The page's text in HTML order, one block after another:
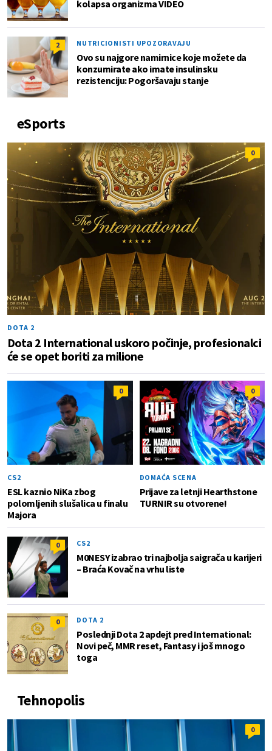
kolapsa organizma VIDEO
2 NUTRICIONISTI UPOZORAVAJU
Ovo su najgore namirnice koje možete da
konzumirate ako imate insulinsku
rezistenciju: Pogoršavaju stanje
eSports
0
DOTA 2
Dota 2 International uskoro počinje, profesionalci
će se opet boriti za milione
0
CS2
ESL kaznio NiKa zbog
polomljenih slušalica u finalu
Majora
0
DOMAĆA SCENA
Prijave za letnji Hearthstone
TURNIR su otvorene!
0 CS2
M0NESY izabrao tri najbolja saigrača u karijeri
– Braća Kovač na vrhu liste
0 DOTA 2
Poslednji Dota 2 apdejt pred International:
Novi peč, MMR reset, Fantasy i još mnogo
toga
Tehnopolis
0